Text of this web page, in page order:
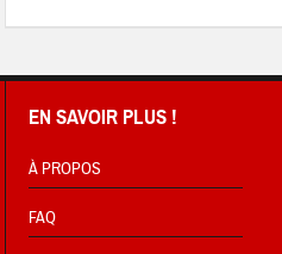
EN SAVOIR PLUS !
À PROPOS
FAQ